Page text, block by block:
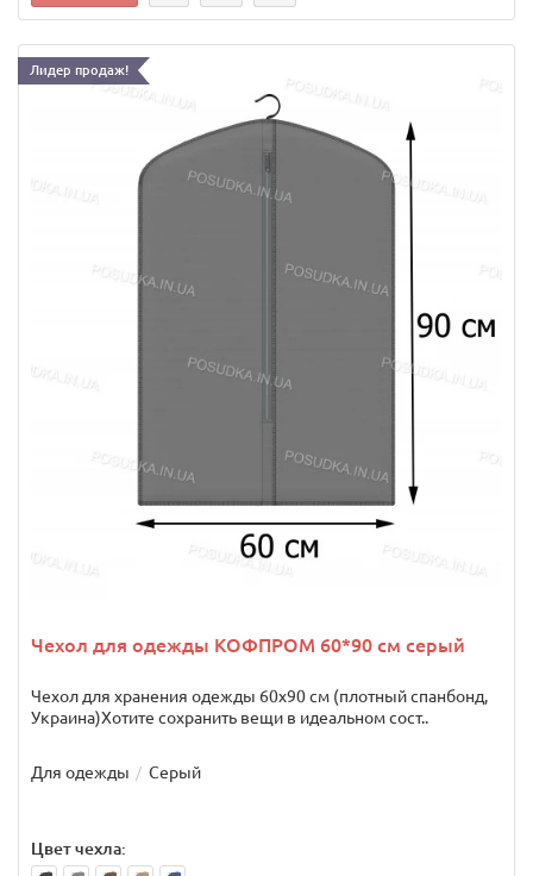
Лидер продаж!
Чехол для одежды КОФПРОМ 60*90 см серый
Чехол для хранения одежды 60х90 см (плотный спанбонд,
Украина)Хотите сохранить вещи в идеальном сост..
Для одежды Серый
Цвет чехла: